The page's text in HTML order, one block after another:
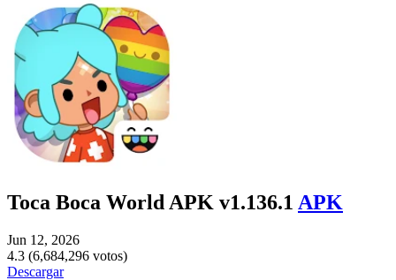
Toca Boca World APK v1.136.1 APK
Jun 12, 2026
4.3 (6,684,296 votos)
Descargar